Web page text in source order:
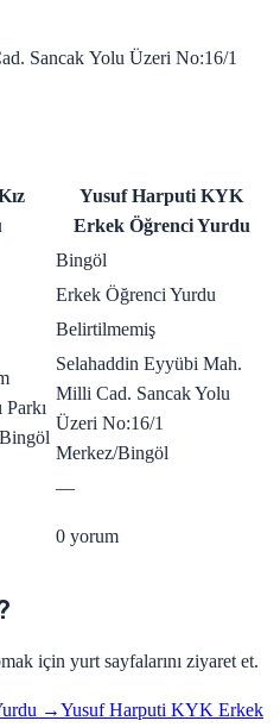
Sancak Yolu Üzeri No:16/1
Yusuf Harputi KYK
Erkek Öğrenci Yurdu
Bingöl
Erkek Öğrenci Yurdu
Belirtilmemiş
Selahaddin Eyyübi Mah.
Milli Cad. Sancak Yolu
Üzeri No:16/1
Merkez/Bingöl
—
0 yorum
için yurt sayfalarını ziyaret et.
→Yusuf Harputi KYK Erkek